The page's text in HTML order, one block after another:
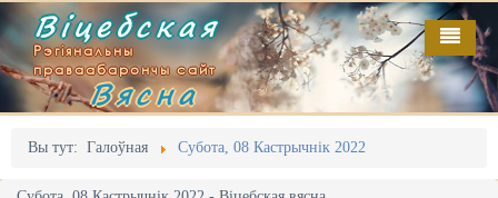
Віцебская
Рэгіянальны
праваабарончы сайт
Вясна
Вы тут: Галоўная Субота, 08 Кастрычнік 2022
Галоўная
Адміністрацыйны перасьлед
Акцыі
Выданьні
Відэа